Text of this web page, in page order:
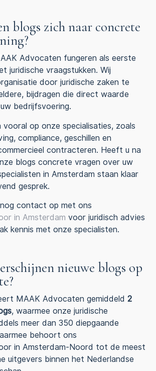
blogs zich naar concrete
Advocaten fungeren als eerste
juridische vraagstukken. Wij
door juridische zaken te
bijdragen die direct waarde
bedrijfsvoering.
vooral op onze specialisaties, zoals
compliance, geschillen en
contracteren. Heeft u na
blogs concrete vragen over uw
in Amsterdam staan klaar
gesprek.
contact op met ons
in Amsterdam voor juridisch advies
kennis met onze specialisten.
nieuwe blogs op
MAAK Advocaten gemiddeld 2
, waarmee onze juridische
meer dan 350 diepgaande
behoort ons
in Amsterdam-Noord tot de meest
uitgevers binnen het Nederlandse